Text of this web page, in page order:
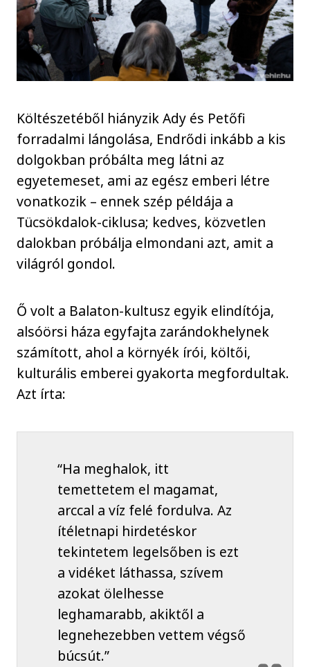
Költészetéből hiányzik Ady és Petőfi
forradalmi lángolása, Endrődi inkább a kis
dolgokban próbálta meg látni az
egyetemeset, ami az egész emberi létre
vonatkozik – ennek szép példája a
Tücsökdalok-ciklusa; kedves, közvetlen
dalokban próbálja elmondani azt, amit a
világról gondol.
Ő volt a Balaton-kultusz egyik elindítója,
alsóörsi háza egyfajta zarándokhelynek
számított, ahol a környék írói, költői,
kulturális emberei gyakorta megfordultak.
Azt írta:
“Ha meghalok, itt
temettetem el magamat,
arccal a víz felé fordulva. Az
ítéletnapi hirdetéskor
tekintetem legelsőben is ezt
a vidéket láthassa, szívem
azokat ölelhesse
leghamarabb, akiktől a
legnehezebben vettem végső
búcsút.”